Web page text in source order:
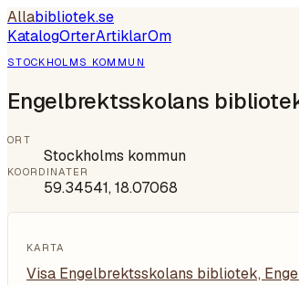
Allabibliotek.se
KatalogOrterArtiklarOm
STOCKHOLMS KOMMUN
Engelbrektsskolans
ORT
Stockholms kommun
KOORDINATER
59.34541,18.07068
KARTA
Visa Engelbrektsskolans bibliotek,